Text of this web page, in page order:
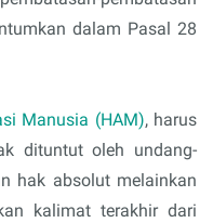
dalam Pasal 28
Manusia (HAM), harus
dituntut oleh undang-
hak absolut melainkan
kalimat terakhir dari